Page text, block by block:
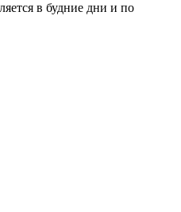
в будние дни и по